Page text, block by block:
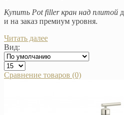
Купить Pot filler кран над плитой
и на заказ премиум уровня.
Читать далее
Вид:
Сравнение товаров (0)